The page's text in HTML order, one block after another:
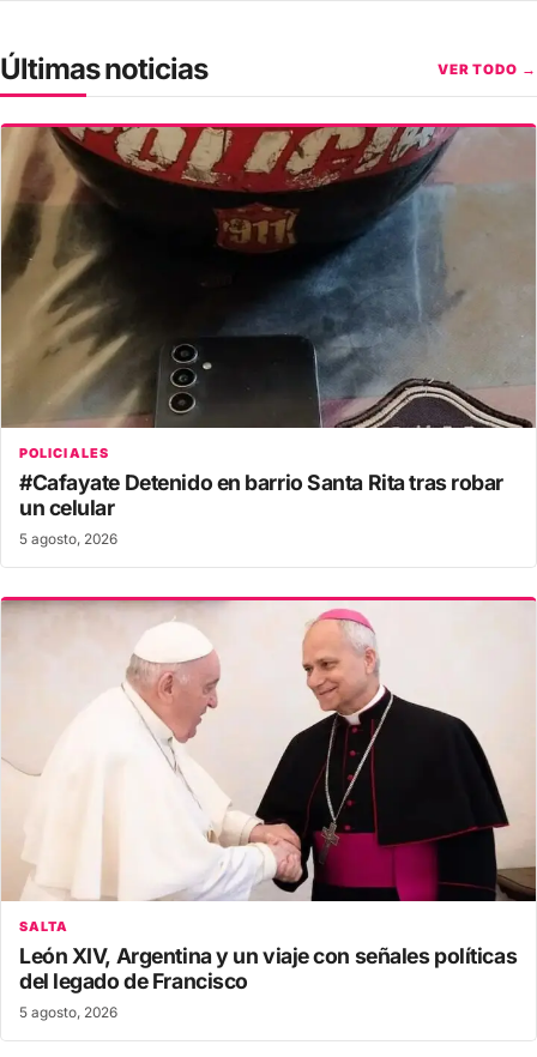
Últimas noticias VER TODO →
POLICIALES
#Cafayate Detenido en barrio Santa Rita tras robar
un celular
5 agosto, 2026
SALTA
León XIV, Argentina y un viaje con señales políticas
del legado de Francisco
5 agosto, 2026